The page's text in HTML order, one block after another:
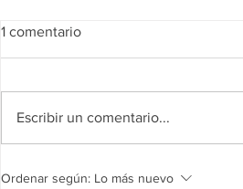
Las 7 formas más usadas para
1 comentario
Escribir un comentario...
Ordenar según: Lo más nuevo